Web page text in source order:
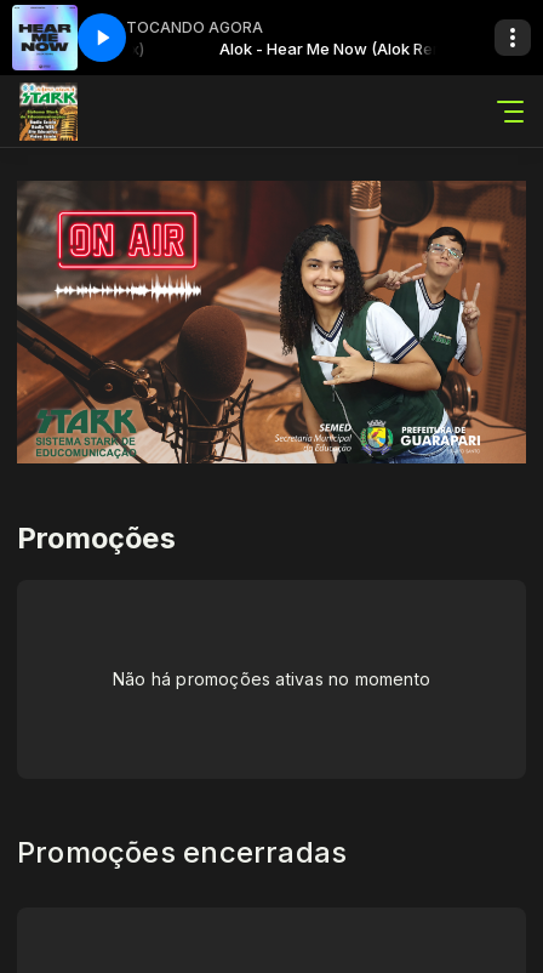
TOCANDO AGORA
(Alok Remix) Alok - Hear Me Now (Alok Remix)
Promoções
Não há promoções ativas no momento
Promoções encerradas